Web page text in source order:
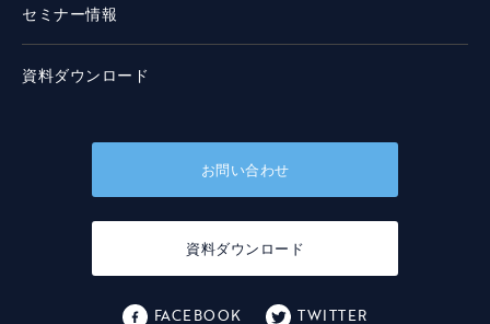
セミナー情報
資料ダウンロード
お問い合わせ
資料ダウンロード
FACEBOOK TWITTER